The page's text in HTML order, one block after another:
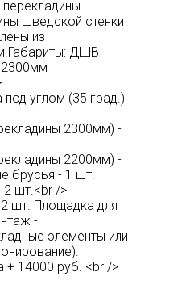
шведской стенки
из
ДШВ
углом (35 град.)
2300мм) -
2200мм) -
брусья - 1 шт.–
2 шт.<br />
шт. Площадка для
-
элементы или
14000 руб. <br />